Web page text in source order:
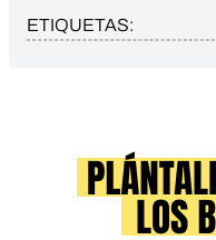
ETIQUETAS: